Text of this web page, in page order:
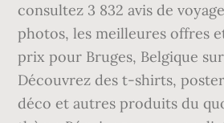
consultez 3 832 avis de
photos, les meilleures offres
prix pour Bruges, Belgique
Découvrez des t-shirts,
déco et autres produits du